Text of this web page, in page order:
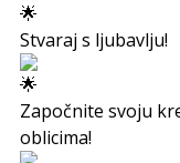
Stvaraj s ljubavlju!
Započnite svoju
oblicima!